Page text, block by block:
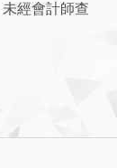
經會計師查